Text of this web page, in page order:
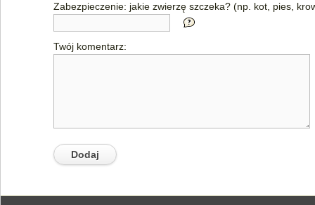
Zabezpieczenie: jakie zwierzę szczeka? (np. kot, pies,
Twój komentarz: